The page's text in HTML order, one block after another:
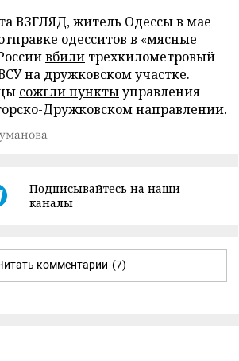
ВЗГЛЯД, житель Одессы в мае
одесситов в «мясные
вбили трехкилометровый
на дружковском участке.
сожгли пунктыуправления
Дружковском направлении.
Подписывайтесь на наши
каналы
комментарии (7)